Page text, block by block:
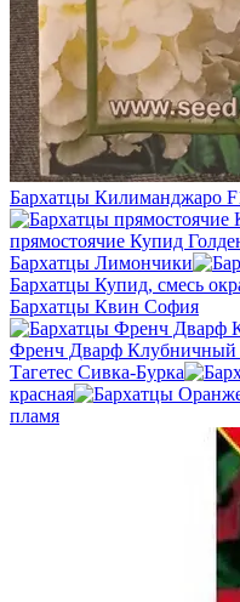
Бархатцы Килиманджаро
прямостоячие Купид
Бархатцы Лимончики
Бархатцы Купид, смесь
Бархатцы Квин София
Френч Дварф Клубничный
Тагетес Сивка-Бурка
красная
пламя